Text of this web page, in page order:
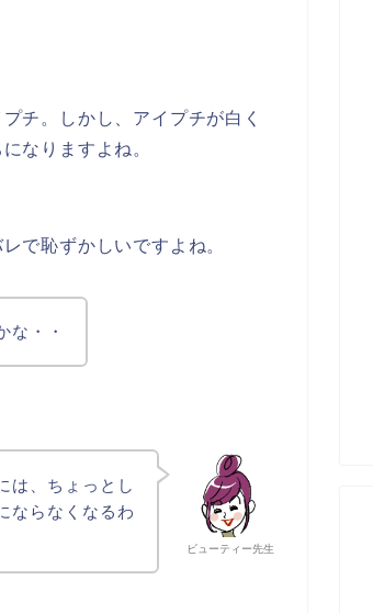
チ。しかし、アイプチが白く
なりますよね。
で恥ずかしいですよね。
な・・
ビューティー先生
は、ちょっとし
ならなくなるわ